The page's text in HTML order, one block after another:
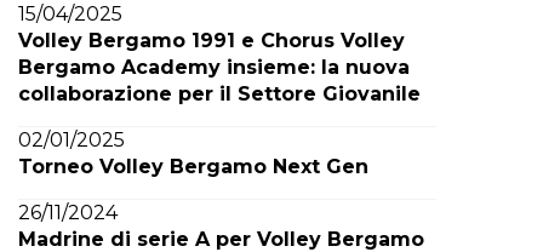
15/04/2025
Volley Bergamo 1991 e Chorus Volley
Bergamo Academy insieme: la nuova
collaborazione per il Settore Giovanile
02/01/2025
Torneo Volley Bergamo Next Gen
26/11/2024
Madrine di serie A per Volley Bergamo